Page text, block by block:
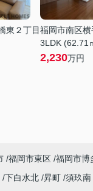
東２丁目福岡市南区
3LDK (62.71
2,230万円
福岡市東区 福岡市博
下白水北 昇町 須玖南